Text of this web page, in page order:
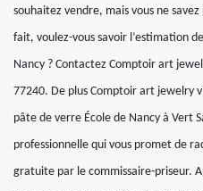
souhaitez vendre, mais vous ne
fait, voulez-vous savoir l’estimation
Nancy ? Contactez Comptoir art
77240. De plus Comptoir art jewelry
pâte de verre École de Nancy à Vert
professionnelle qui vous promet de
gratuite par le commissaire-priseur.